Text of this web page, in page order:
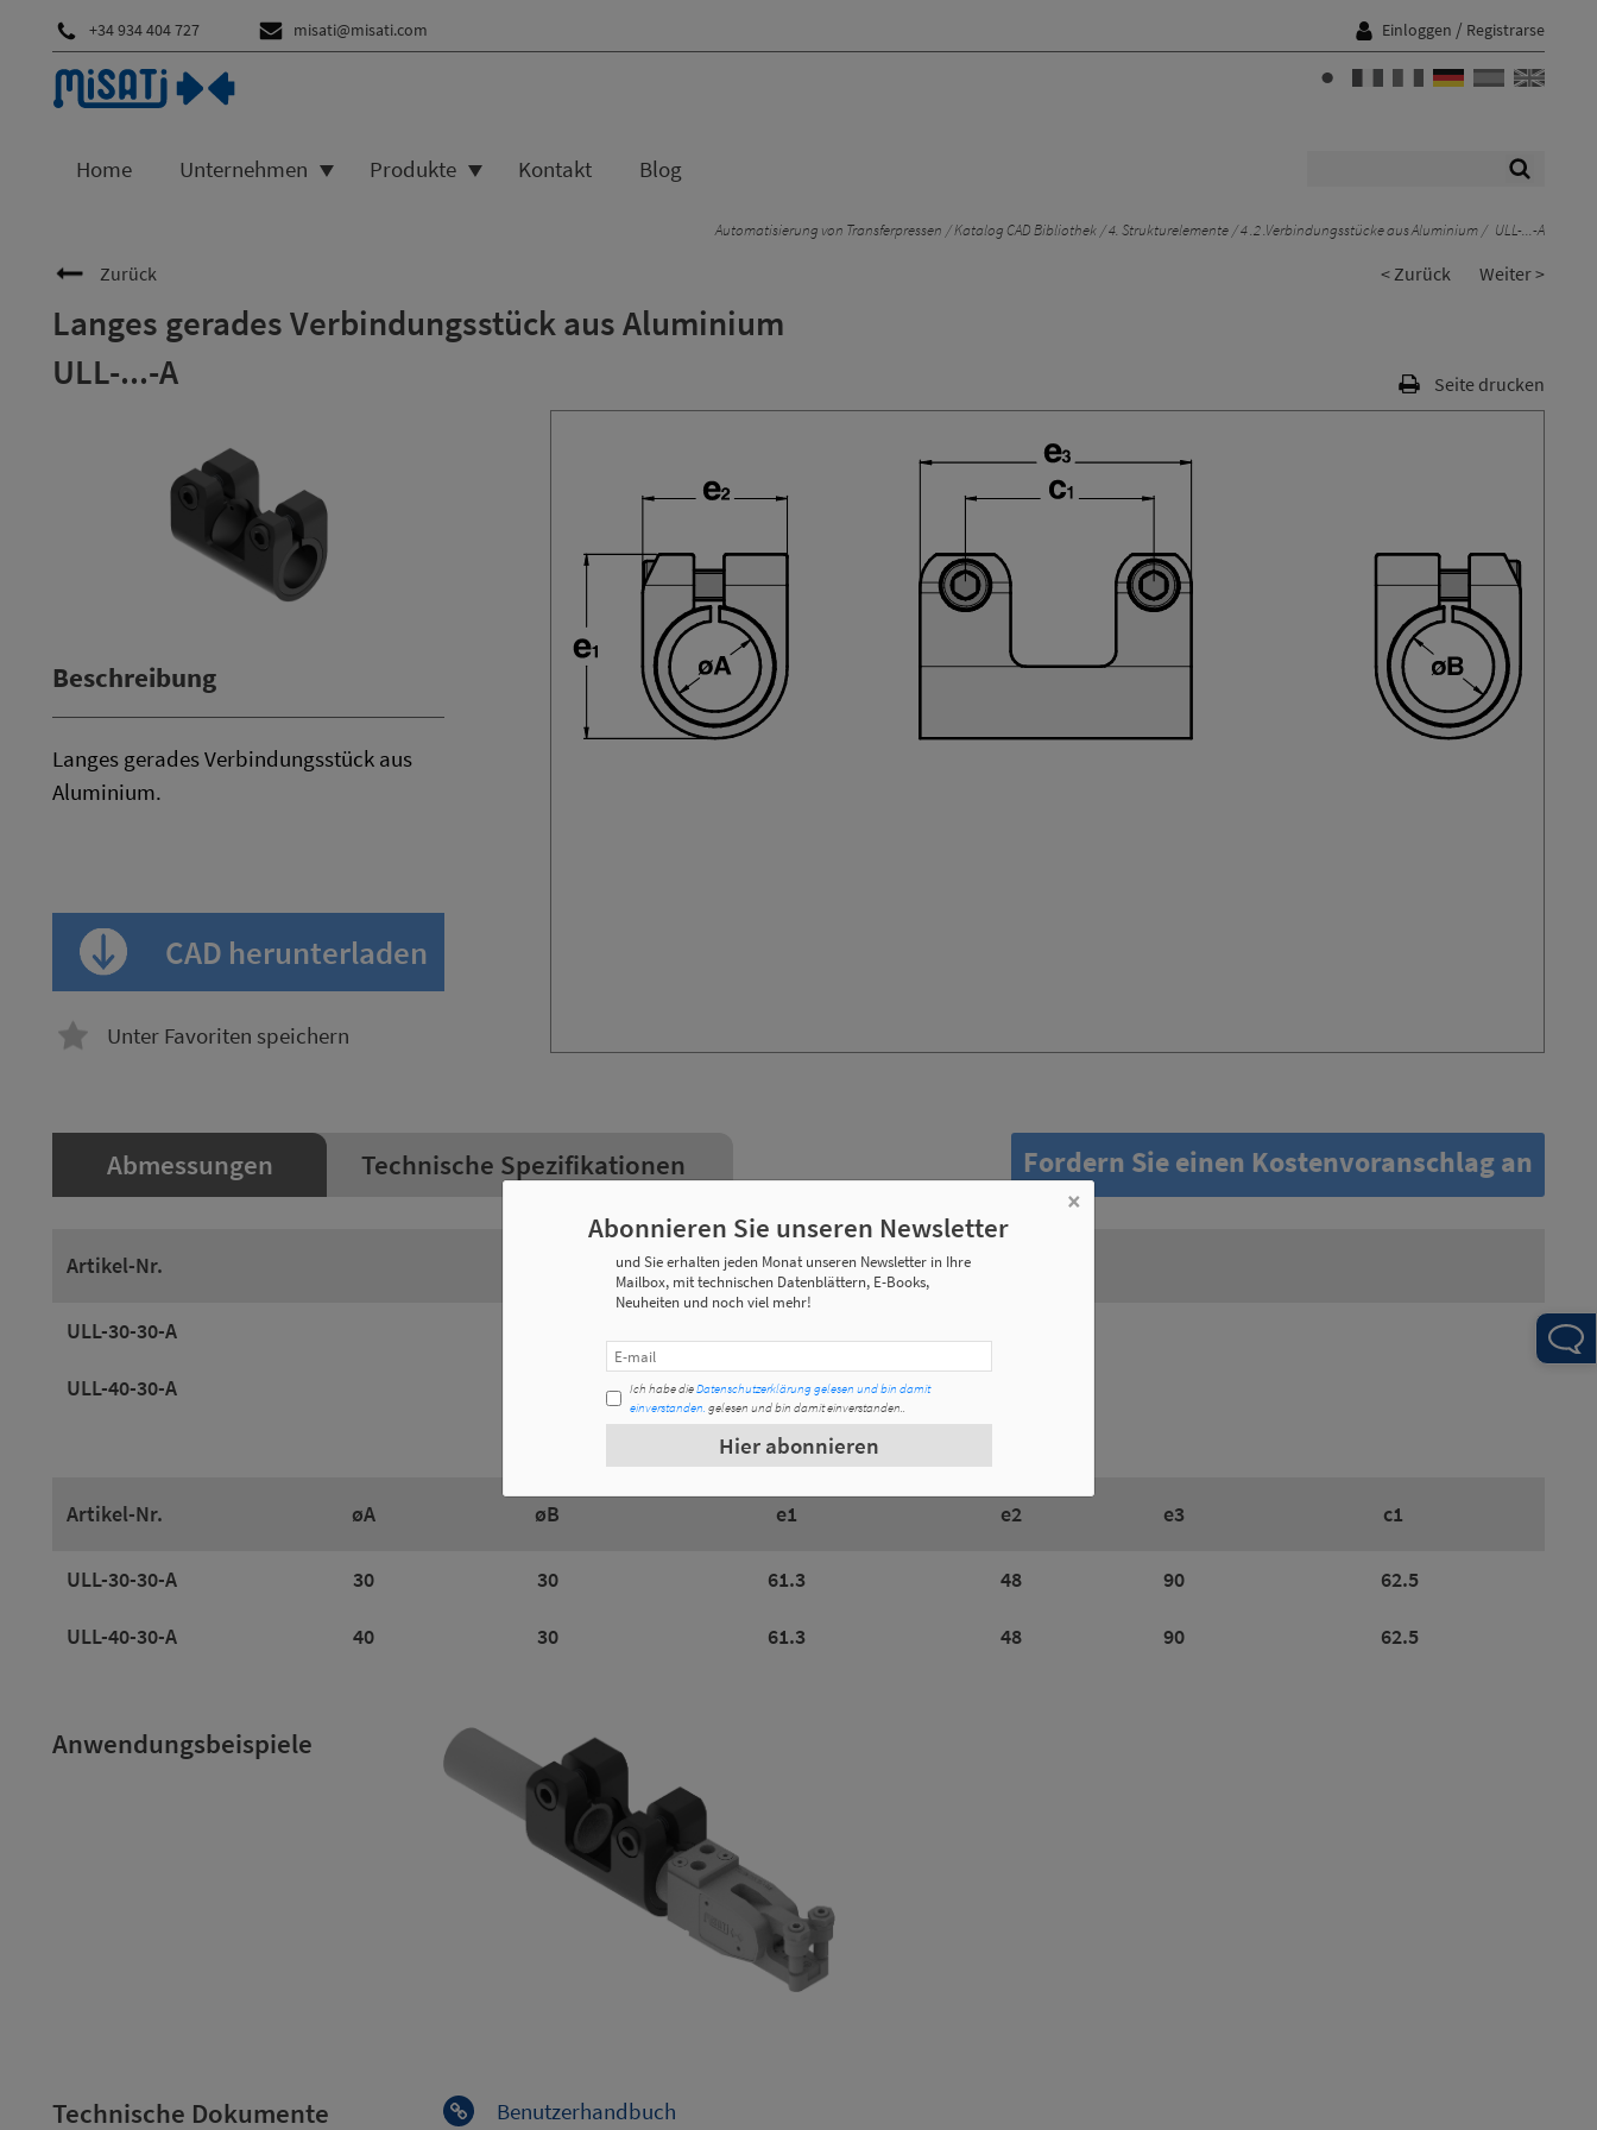
+34 934 404 727 misati@misati.com Einloggen / Registrarse
Home Unternehmen Produkte Kontakt Blog
Automatisierung von Transferpressen Katalog CAD Bibliothek 4. Strukturelemente 4 .2 .Verbindungsstücke aus Aluminium ULL-...-A
Zurück < Zurück Weiter >
Langes gerades Verbindungsstück aus Aluminium
ULL-...-A
Seite drucken
Beschreibung
Langes gerades Verbindungsstück aus
Aluminium.
CAD herunterladen
Unter Favoriten speichern
Abmessungen Technische Spezifikationen Fordern Sie einen Kostenvoranschlag an
Artikel-Nr. Gewicht
ULL-30-30-A
ULL-40-30-A 0,240 Kg
Artikel-Nr. øA øB e1 e2 e3 c1
ULL-30-30-A 30 30 61.3 48 90 62.5
ULL-40-30-A 40 30 61.3 48 90 62.5
Anwendungsbeispiele
Technische Dokumente
Benutzerhandbuch
×
Abonnieren Sie unseren Newsletter
und Sie erhalten jeden Monat unseren Newsletter in Ihre
Mailbox, mit technischen Datenblättern, E-Books,
Neuheiten und noch viel mehr!
Ich habe dieDatenschutzerklärung gelesen und bin damit
einverstanden. gelesen und bin damit einverstanden..
Hier abonnieren